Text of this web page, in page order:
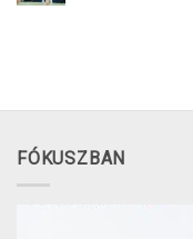
FÓKUSZBAN